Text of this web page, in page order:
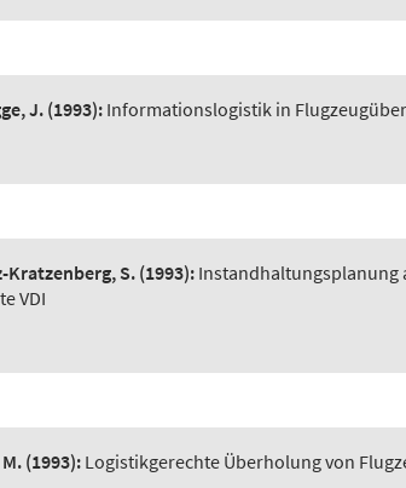
J. (1993): Informationslogistik in
Kratzenberg, S. (1993): Instandhaltungsplanung
VDI
(1993): Logistikgerechte Überholung von